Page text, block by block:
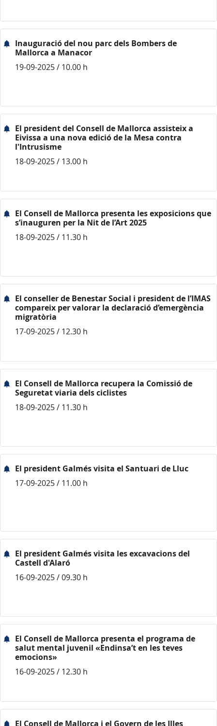
Inauguració del nou parc dels Bombers de
Mallorca a Manacor
19-09-2025 / 10.00 h
El president del Consell de Mallorca assisteix a
Eivissa a una nova edició de la Mesa contra
l'Intrusisme
18-09-2025 / 13.00 h
El Consell de Mallorca presenta les exposicions que
s’inauguren per la Nit de l’Art 2025
18-09-2025 / 11.30 h
El conseller de Benestar Social i president de l’IMAS
compareix per valorar la declaració d’emergència
migratòria
17-09-2025 / 12.30 h
El Consell de Mallorca recupera la Comissió de
Seguretat viaria dels ciclistes
18-09-2025 / 11.30 h
El president Galmés visita el Santuari de Lluc
17-09-2025 / 11.00 h
El president Galmés visita les excavacions del
Castell d'Alaró
16-09-2025 / 09.30 h
El Consell de Mallorca presenta el programa de
salut mental juvenil «Endinsa’t en les teves
emocions»
16-09-2025 / 12.30 h
El Consell de Mallorca i el Govern de les Illes